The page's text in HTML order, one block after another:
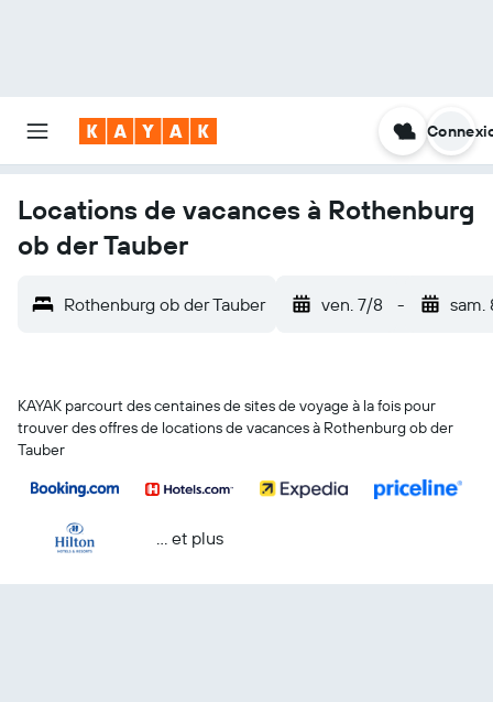
Locations de vacances à Rothenburg
ob der Tauber
Rothenburg ob der Tauber ven. 7/8 - sam.
KAYAK parcourt des centaines de sites de voyage à la fois pour
trouver des offres de locations de vacances à Rothenburg ob der
Tauber
… et plus